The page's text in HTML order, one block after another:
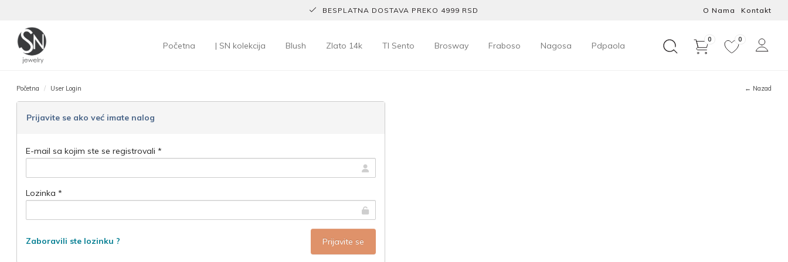
BESPLATNA DOSTAVA PREKO 4999 RSD O Nama Kontakt
Početna | SN kolekcija Blush Zlato 14k TI Sento Brosway Fraboso Nagosa Pdpaola
0 0
Početna User Login ← Nazad
Prijavite se ako već imate nalog
E-mail sa kojim ste se registrovali *
Lozinka *
Zaboravili ste lozinku ?